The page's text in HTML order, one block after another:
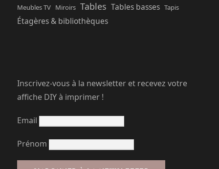
Meubles TV Miroirs Tables Tables basses Tapis
Étagères & bibliothèques
Inscrivez-vous à la newsletter et recevez votre
affiche DIY à imprimer !
Email
Prénom